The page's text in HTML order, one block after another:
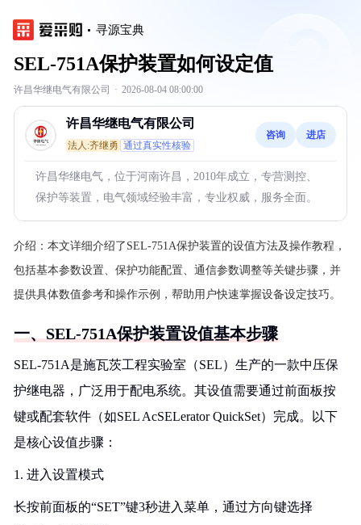
寻源宝典
SEL-751A保护装置如何设定值
许昌华继电气有限公司 · 2026-08-04 08:00:00
许昌华继电气有限公司
法人:齐继勇 通过真实性核验
咨询 进店
许昌华继电气，位于河南许昌，2010年成立，专营测控、
保护等装置，电气领域经验丰富，专业权威，服务全面。
介绍： 本文详细介绍了SEL-751A保护装置的设值方法及操作教程，
包括基本参数设置、保护功能配置、通信参数调整等关键步骤，并
提供具体数值参考和操作示例，帮助用户快速掌握设备设定技巧。
一、SEL-751A保护装置设值基本步骤
SEL-751A是施瓦茨工程实验室（SEL）生产的一款中压保
护继电器，广泛用于配电系统。其设值需要通过前面板按
键或配套软件（如SEL AcSELerator QuickSet）完成。以下
是核心设值步骤：
1. 进入设置模式
长按前面板的“SET”键3秒进入菜单，通过方向键选择